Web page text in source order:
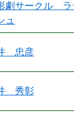
劇サークル ラ
ュ
忠彦
秀彰